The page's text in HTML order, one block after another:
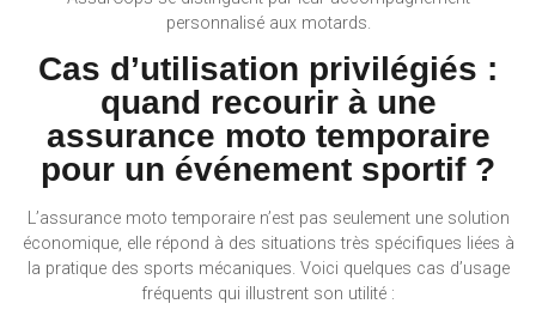
personnalisé aux motards.
Cas d’utilisation privilégiés :
quand recourir à une
assurance moto temporaire
pour un événement sportif ?
L’assurance moto temporaire n’est pas seulement une solution
économique, elle répond à des situations très spécifiques liées à
la pratique des sports mécaniques. Voici quelques cas d’usage
fréquents qui illustrent son utilité :